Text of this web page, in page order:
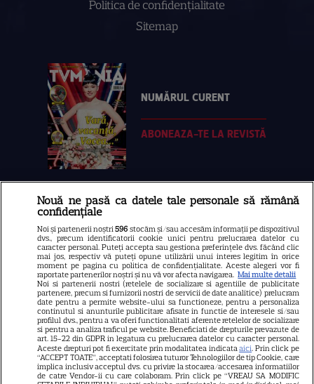
Politica de confidenţialitate
Sitemap
NUMĂRUL CURENT
ABONEAZA-TE LA REVISTĂ
Libertatea
Libertatea pentru femei
GSP
Știri mondene
Avantaje
Elle
Unica
Retete practice
Nouă ne pasă ca datele tale personale să rămână
confidențiale
Noi și partenerii noștri596 stocăm și/sau accesăm informații pe dispozitivul
dvs., precum identificatorii cookie unici pentru prelucrarea datelor cu
caracter personal. Puteți accepta sau gestiona preferințele dvs. făcând clic
mai jos, respectiv vă puteți opune utilizării unui interes legitim în orice
moment pe pagina cu politica de confidențialitate. Aceste alegeri vor fi
raportate partenerilor noștri și nu vă vor afecta navigarea. Mai multe detalii
Noi si partenerii nostri (retelele de socializare si agentiile de publicitate
partenere, precum si furnizorii nostri de servicii de date analitice) prelucram
date pentru a permite website-ului sa functioneze, pentru a personaliza
continutul si anunturile publicitare afisate in functie de interesele si/sau
profilul dvs., pentru a va oferi functionalitati aferente retelelor de socializare
si pentru a analiza traficul pe website. Beneficiati de drepturile prevazute de
art. 15-22 din GDPR in legatura cu prelucrarea datelor cu caracter personal.
Aceste drepturi pot fi exercitate prin modalitatea indicataaici. Prin click pe
“ACCEPT TOATE”, acceptati folosirea tuturor Tehnologiilor de tip Cookie, care
implica inclusiv acceptul dvs. cu privire la stocarea/accesarea informatiilor
de catre Vendor-ii cu care colaboram. Prin click pe “VREAU SA MODIFIC